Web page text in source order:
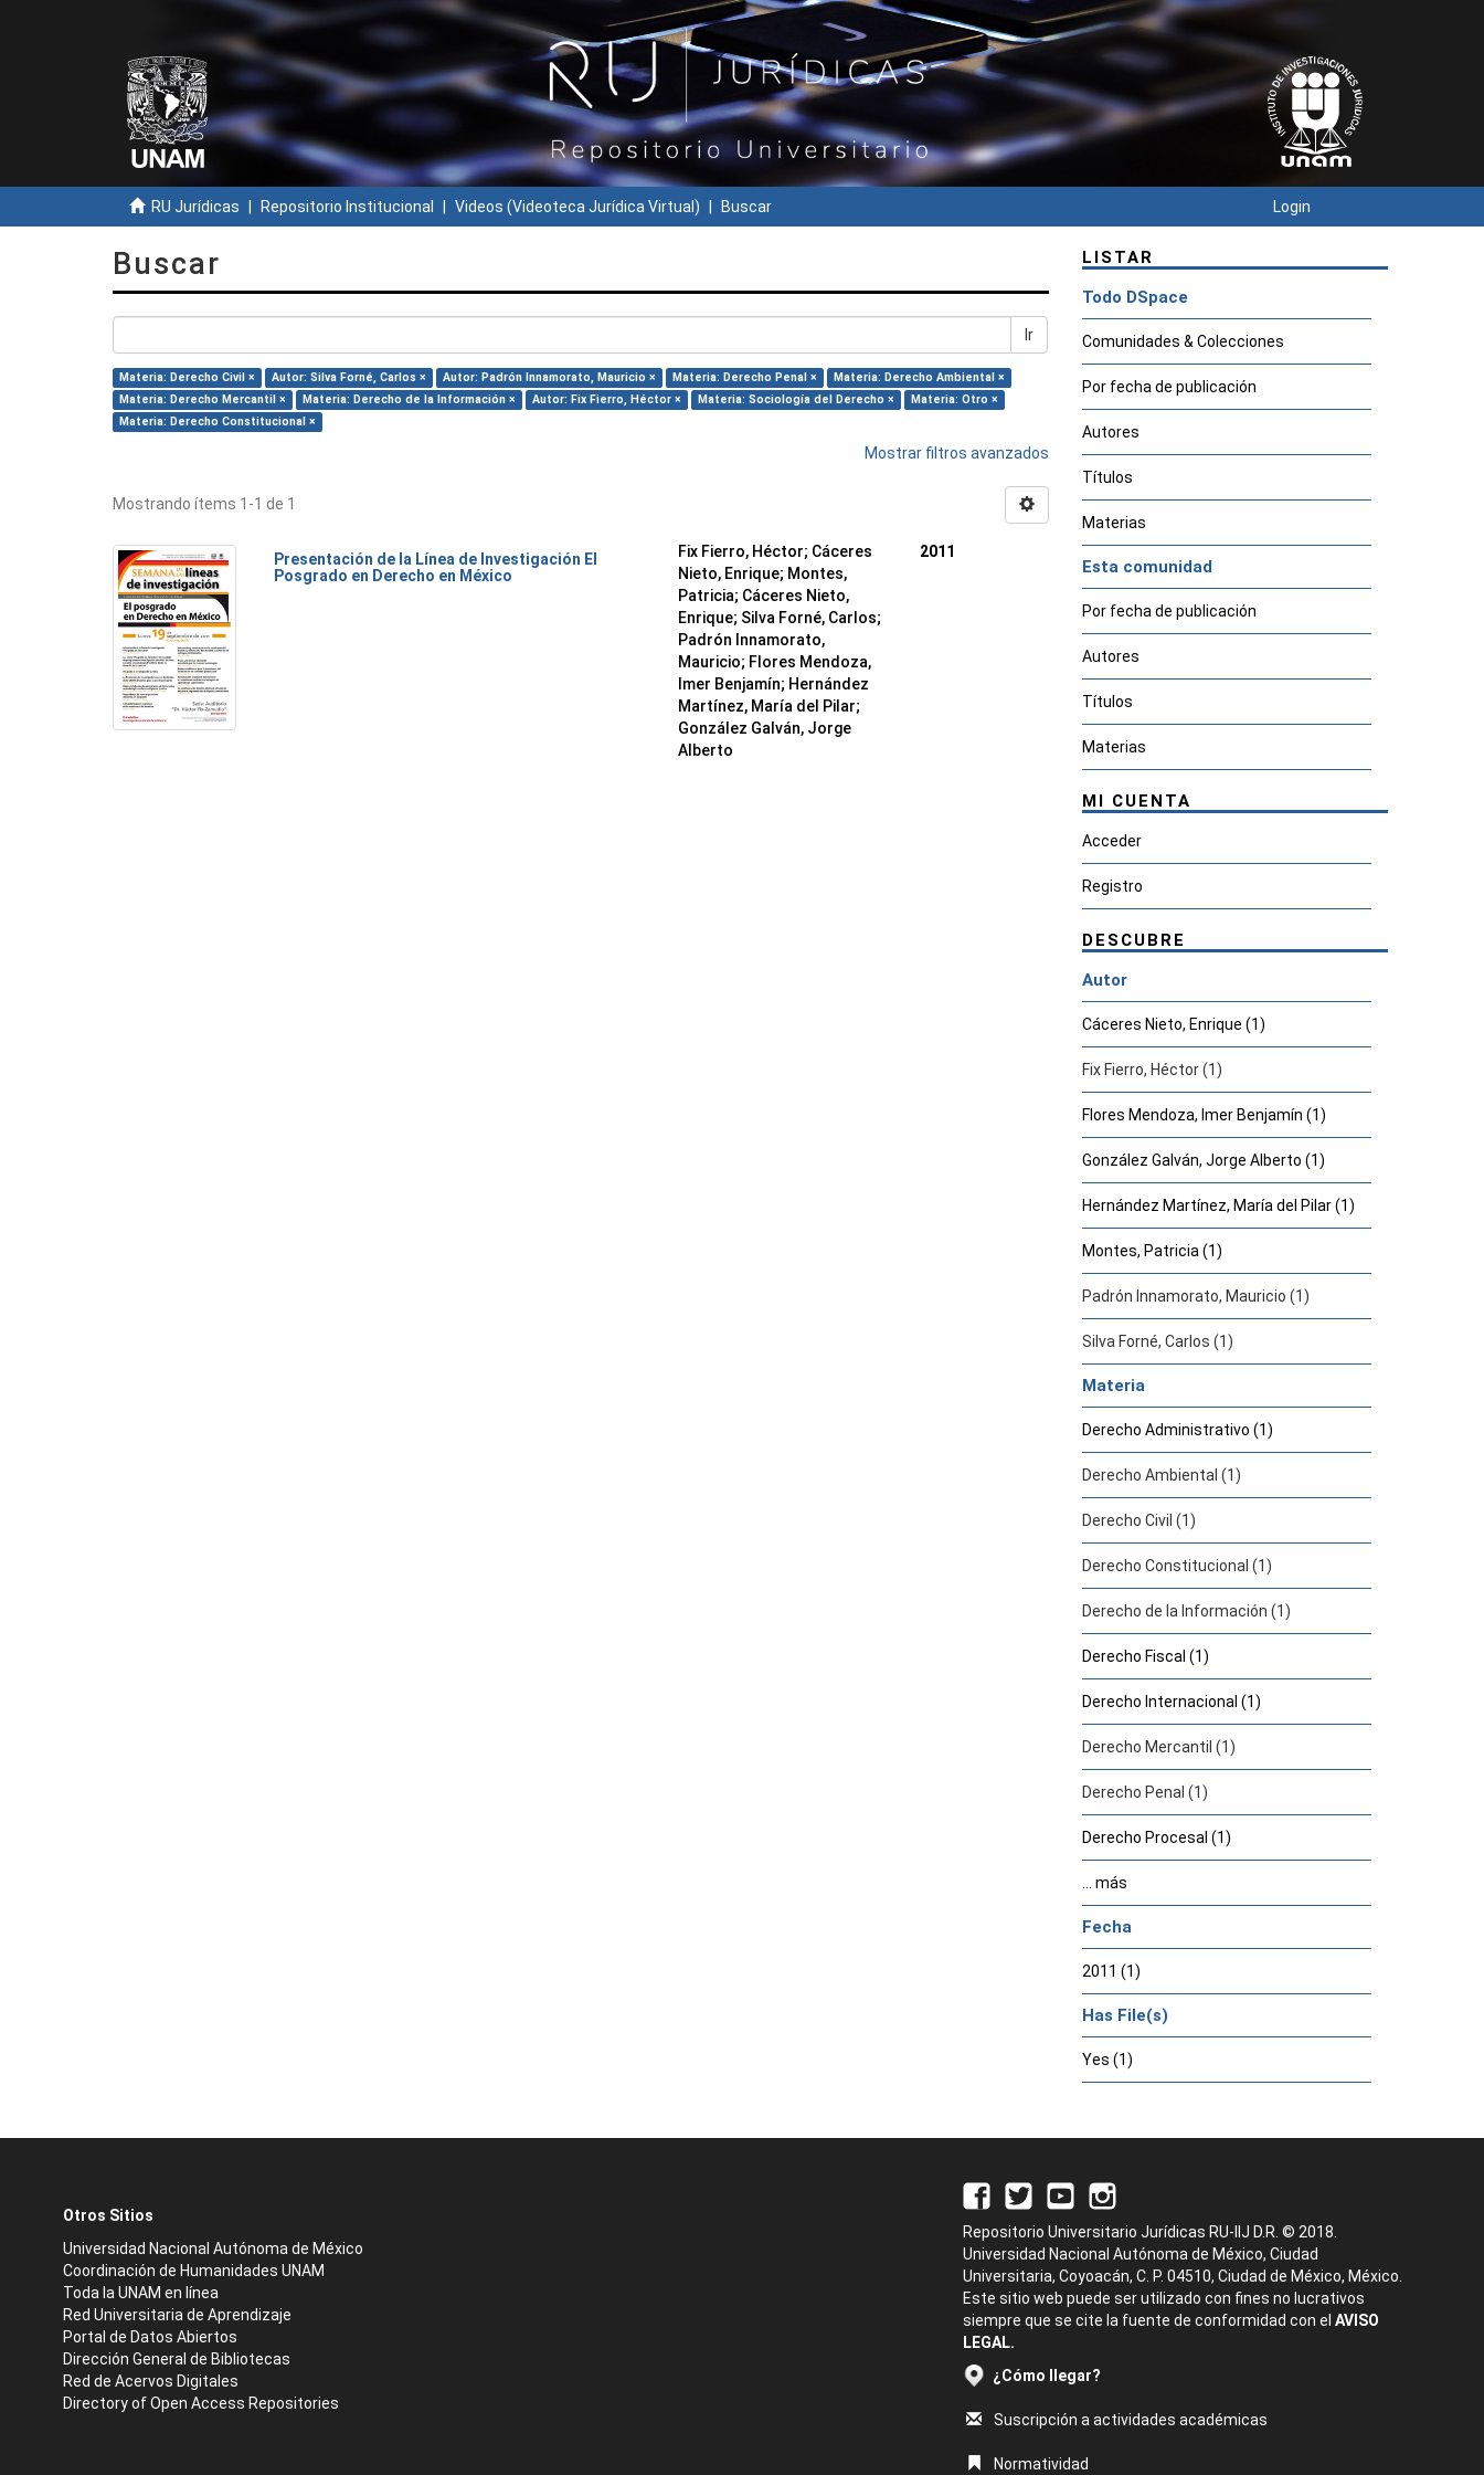
RU Jurídicas Repositorio Institucional Videos (Videoteca Jurídica Virtual) Buscar Login
Buscar
Ir
Materia: Derecho Civil × Autor: Silva Forné, Carlos × Autor: Padrón Innamorato, Mauricio × Materia: Derecho Penal ×
Materia: Derecho Ambiental ×
Materia: Derecho Mercantil ×
Materia: Derecho de la Información × Autor: Fix Fierro, Héctor × Materia: Sociología del Derecho ×
Materia: Otro ×
Materia: Derecho Constitucional ×
Mostrar filtros avanzados
Mostrando ítems 1-1 de 1
Presentación de la Línea de Investigación El
Posgrado en Derecho en México
Fix Fierro, Héctor; Cáceres
Nieto, Enrique; Montes,
Patricia; Cáceres Nieto,
Enrique; Silva Forné, Carlos;
Padrón Innamorato,
Mauricio; Flores Mendoza,
Imer Benjamín; Hernández
Martínez, María del Pilar;
González Galván, Jorge
Alberto
2011
LISTAR
Todo DSpace
Comunidades & Colecciones
Por fecha de publicación
Autores
Títulos
Materias
Esta comunidad
Por fecha de publicación
Autores
Títulos
Materias
MI CUENTA
Acceder
Registro
DESCUBRE
Autor
Cáceres Nieto, Enrique (1)
Fix Fierro, Héctor (1)
Flores Mendoza, Imer Benjamín (1)
González Galván, Jorge Alberto (1)
Hernández Martínez, María del Pilar (1)
Montes, Patricia (1)
Padrón Innamorato, Mauricio (1)
Silva Forné, Carlos (1)
Materia
Derecho Administrativo (1)
Derecho Ambiental (1)
Derecho Civil (1)
Derecho Constitucional (1)
Derecho de la Información (1)
Derecho Fiscal (1)
Derecho Internacional (1)
Derecho Mercantil (1)
Derecho Penal (1)
Derecho Procesal (1)
... más
Fecha
2011 (1)
Has File(s)
Yes (1)
Otros Sitios
Universidad Nacional Autónoma de México
Coordinación de Humanidades UNAM
Toda la UNAM en línea
Red Universitaria de Aprendizaje
Portal de Datos Abiertos
Dirección General de Bibliotecas
Red de Acervos Digitales
Directory of Open Access Repositories
Repositorio Universitario Jurídicas RU-IIJ D.R. © 2018.
Universidad Nacional Autónoma de México, Ciudad
Universitaria, Coyoacán, C. P. 04510, Ciudad de México, México.
Este sitio web puede ser utilizado con fines no lucrativos
siempre que se cite la fuente de conformidad con el AVISO
LEGAL.
¿Cómo llegar?
Suscripción a actividades académicas
Normatividad